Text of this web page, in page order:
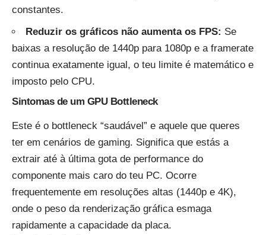
constantes.
Reduzir os gráficos não aumenta os FPS: Se
baixas a resolução de 1440p para 1080p e a framerate
continua exatamente igual, o teu limite é matemático e
imposto pelo CPU.
Sintomas de um GPU Bottleneck
Este é o bottleneck “saudável” e aquele que queres
ter em cenários de gaming. Significa que estás a
extrair até à última gota de performance do
componente mais caro do teu PC. Ocorre
frequentemente em resoluções altas (1440p e 4K),
onde o peso da renderização gráfica esmaga
rapidamente a capacidade da placa.